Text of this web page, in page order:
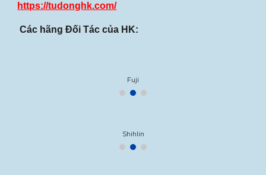
https://tudonghk.com/
Các hãng Đối Tác của HK:
Fuji
Shihlin